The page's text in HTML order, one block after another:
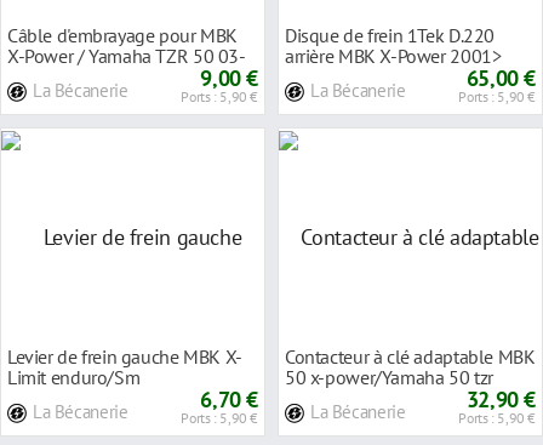
Câble d'embrayage pour MBK
X-Power / Yamaha TZR 50 03-
La Bécanerie 9,00 €
Ports : 5,90 €
Disque de frein 1Tek D.220
arrière MBK X-Power 2001>
La Bécanerie 65,00 €
Ports : 5,90 €
Levier de frein gauche MBK X-
Limit enduro/Sm
La Bécanerie 6,70 €
Ports : 5,90 €
Contacteur à clé adaptable MBK
50 x-power/Yamaha 50 tzr
La Bécanerie 32,90 €
Ports : 5,90 €